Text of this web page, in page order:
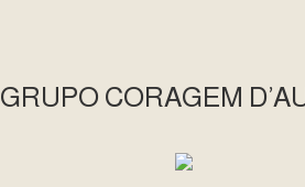
GRUPO CORAGEM